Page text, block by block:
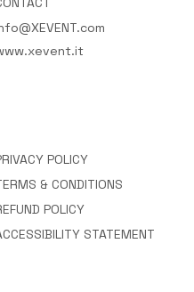
POLICY
& CONDITIONS
POLICY
STATEMENT